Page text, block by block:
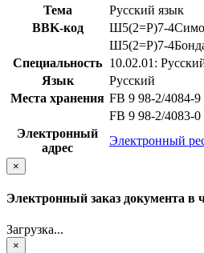
Тема
Русский язык
BBK-код
Ш5(2=Р)7-
Ш5(2=Р)7-
Специальность 10.02.01:
Язык
Русский
Места хранения FB 9 98-2/4084-9
FB 9 98-2/4083-0
Электронный
адрес
Электронный
×
Электронный заказ документа в
Загрузка...
×